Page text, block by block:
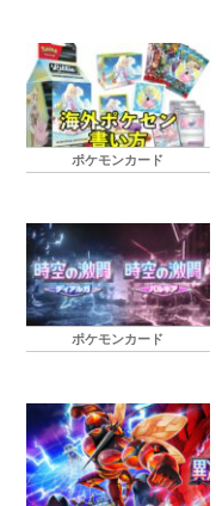
ポケモンカード
ポケモンカード